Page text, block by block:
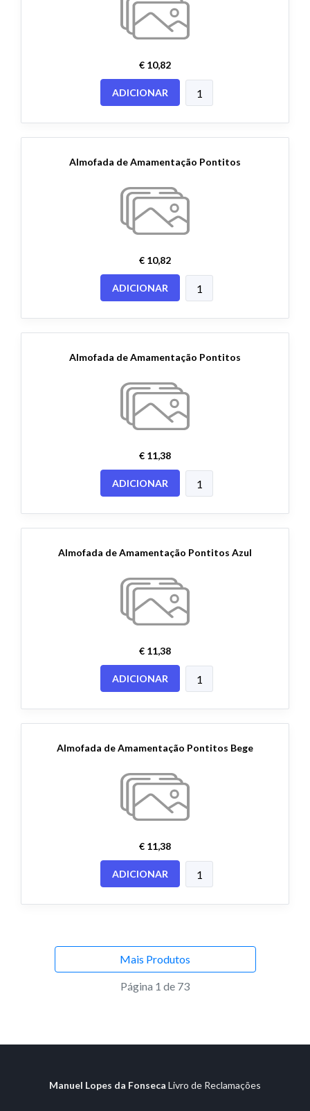
€ 10,82
ADICIONAR
Almofada de Amamentação Pontitos
€ 10,82
ADICIONAR
Almofada de Amamentação Pontitos
€ 11,38
ADICIONAR
Almofada de Amamentação Pontitos Azul
€ 11,38
ADICIONAR
Almofada de Amamentação Pontitos Bege
€ 11,38
ADICIONAR
Mais Produtos
Página 1 de 73
Manuel Lopes da Fonseca Livro de Reclamações